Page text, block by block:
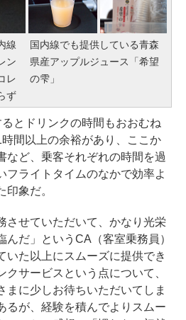
線
ン
レ
ず
国内線でも提供している青森
県産アップルジュース「希望
の雫」
とドリンクの時間もおおむね
間以上の余裕があり、ここか
など、乗客それぞれの時間を過
フライトタイムのなかで効率よ
印象だ。
させていただいて、かなり光栄
んだ」というCA（客室乗務員）
いた以上にスムーズに提供でき
サービスという点について、
まに少しお待ちいただいてしま
るが、経験を積んでよりスムー